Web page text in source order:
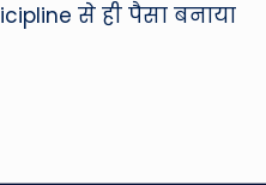
से ही पैसा बनाया